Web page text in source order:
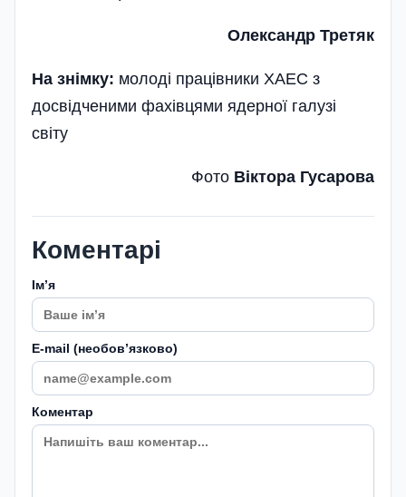
Олександр Третяк
На знімку: молоді працівники ХАЕС з
досвідченими фахівцями ядерної галузі
світу
Фото Віктора Гусарова
Коментарі
Імʼя
E-mail (необовʼязково)
Коментар